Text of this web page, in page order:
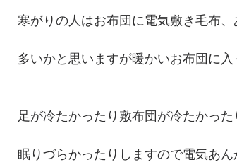
寒がりの人はお布団に電気敷き毛布
多いかと思いますが暖かいお布団に入
足が冷たかったり敷布団が冷たかった
眠りづらかったりしますので電気あん